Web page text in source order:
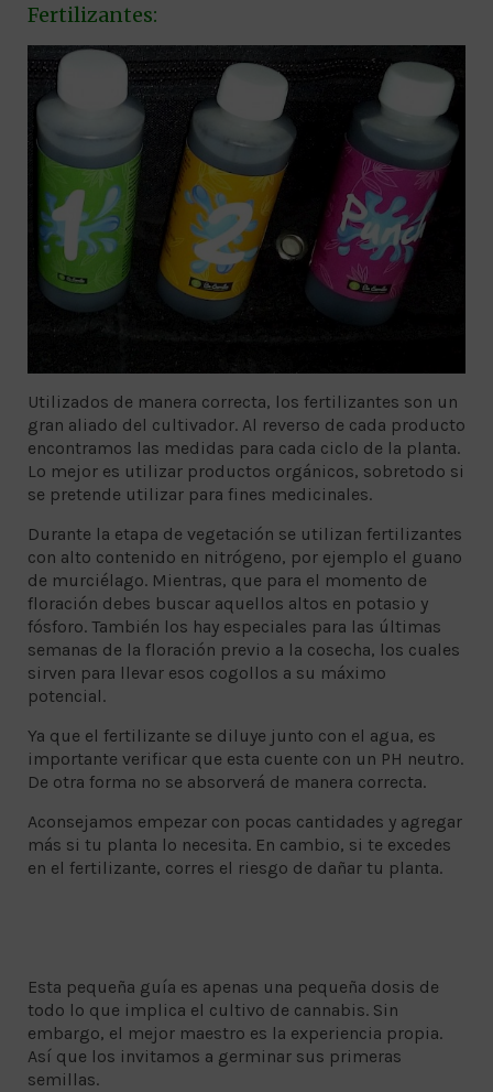
Fertilizantes:
Utilizados de manera correcta, los fertilizantes son un
gran aliado del cultivador. Al reverso de cada producto
encontramos las medidas para cada ciclo de la planta.
Lo mejor es utilizar productos orgánicos, sobretodo si
se pretende utilizar para fines medicinales.
Durante la etapa de vegetación se utilizan fertilizantes
con alto contenido en nitrógeno, por ejemplo el guano
de murciélago. Mientras, que para el momento de
floración debes buscar aquellos altos en potasio y
fósforo. También los hay especiales para las últimas
semanas de la floración previo a la cosecha, los cuales
sirven para llevar esos cogollos a su máximo
potencial.
Ya que el fertilizante se diluye junto con el agua, es
importante verificar que esta cuente con un PH neutro.
De otra forma no se absorverá de manera correcta.
Aconsejamos empezar con pocas cantidades y agregar
más si tu planta lo necesita. En cambio, si te excedes
en el fertilizante, corres el riesgo de dañar tu planta.
Esta pequeña guía es apenas una pequeña dosis de
todo lo que implica el cultivo de cannabis. Sin
embargo, el mejor maestro es la experiencia propia.
Así que los invitamos a germinar sus primeras
semillas.